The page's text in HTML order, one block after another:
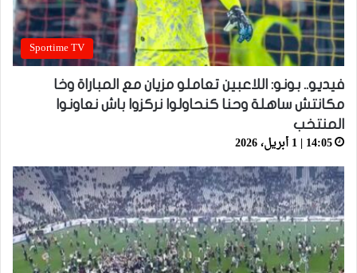
Sportime TV
فيديو.. بونو: اللاعبين تعاملو مزيان مع المباراة وخا
مكانتش ساهلة وحنا كنحاولوا نركزوا باش نعاونوا
المنتخب
14:05 | 1 أبريل، 2026